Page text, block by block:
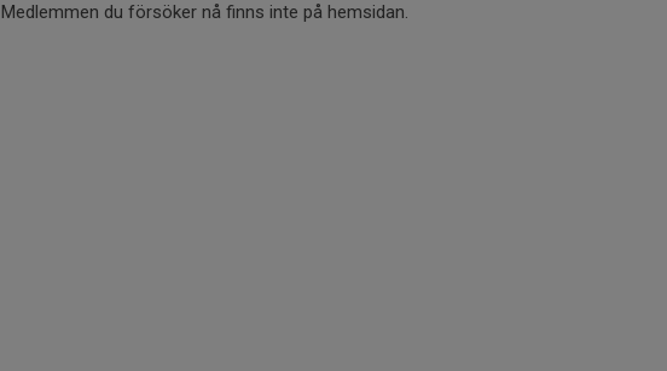
Medlemmen du försöker nå finns inte på hemsidan.